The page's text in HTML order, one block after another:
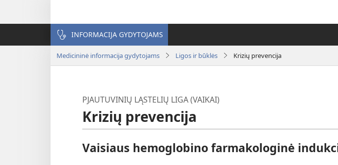
INFORMACIJA GYDYTOJAMS
Medicininė informacija gydytojams Ligos ir būklės Krizių prevencija
PJAUTUVINIŲ LĄSTELIŲ LIGA (VAIKAI)
Krizių prevencija
Vaisiaus hemoglobino farmakologinė